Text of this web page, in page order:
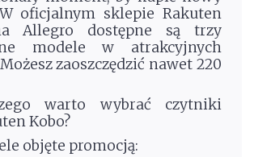
oficjalnym sklepie Rakuten
Allegro dostępne są trzy
modele w atrakcyjnych
zaoszczędzić nawet 220
warto wybrać czytniki
Kobo?
objęte promocją: